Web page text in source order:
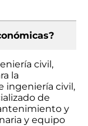
civil,
la
ingeniería civil,
de
y
y equipo